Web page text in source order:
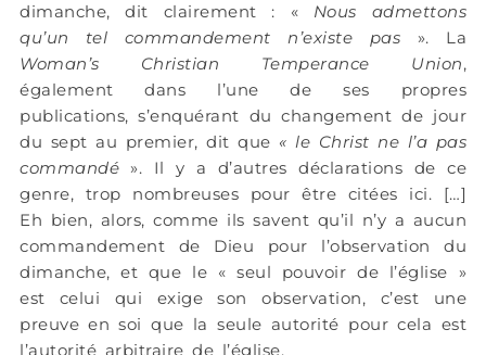
dimanche, dit clairement : « Nous admettons
qu’un tel commandement n’existe pas ». La
Woman’s Christian Temperance Union,
également dans l’une de ses propres
publications, s’enquérant du changement de jour
du sept au premier, dit que « le Christ ne l’a pas
commandé ». Il y a d’autres déclarations de ce
genre, trop nombreuses pour être citées ici. […]
Eh bien, alors, comme ils savent qu’il n’y a aucun
commandement de Dieu pour l’observation du
dimanche, et que le « seul pouvoir de l’église »
est celui qui exige son observation, c’est une
preuve en soi que la seule autorité pour cela est
l’autorité arbitraire de l’église.